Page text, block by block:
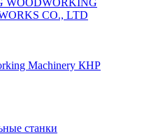
WOODWORKING
CO., LTD
Machinery КНР
станки